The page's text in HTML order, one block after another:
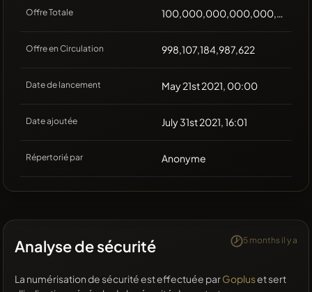
Offre Totale 100,000,000,000,000,000
Offre en Circulation 998,107,184,987,622
Date de lancement May 21st 2021, 00:00
Date ajoutée July 31st 2021, 16:01
Répertorié par Anonyme
Analyse de sécurité 5 months il y a
La numérisation de sécurité est effectuée parGopluset sert